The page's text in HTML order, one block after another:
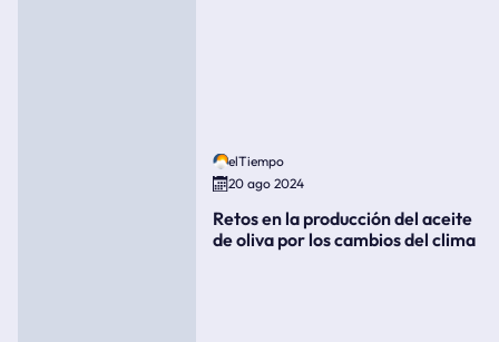
elTiempo
20 ago 2024
Retos en la producción del aceite
de oliva por los cambios del clima